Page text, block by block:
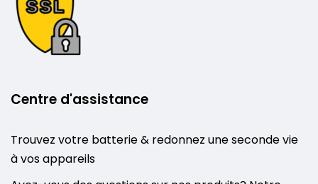
Centre d'assistance
Trouvez votre batterie & redonnez une seconde vie
à vos appareils